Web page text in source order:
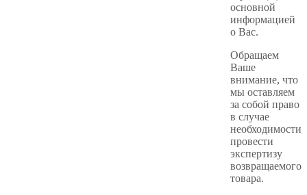
основной
информацией
о Вас.
Обращаем
Ваше
внимание, что
мы оставляем
за собой право
в случае
необходимости
провести
экспертизу
возвращаемого
товара.